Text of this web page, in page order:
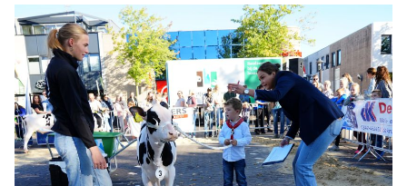
Foto: Archier Ruud van Velzen